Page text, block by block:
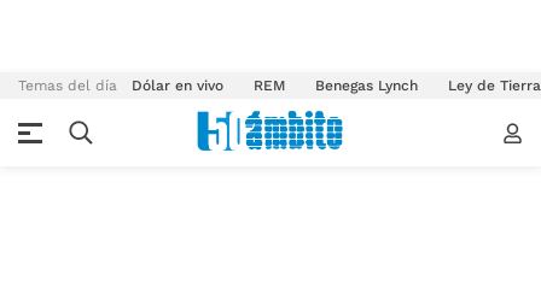
Temas del día Dólar en vivo REM Benegas Lynch Ley de